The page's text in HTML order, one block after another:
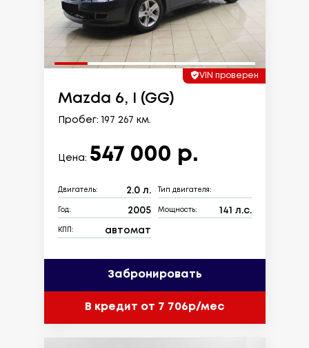
VIN проверен
Mazda 6, I (GG)
Пробег: 197 267 км.
Цена: 547 000 р.
Двигатель: 2.0 л. Тип двигателя:
Год: 2005 Мощность: 141 л.с.
КПП: автомат
Забронировать
В кредит от 7 706р/мес